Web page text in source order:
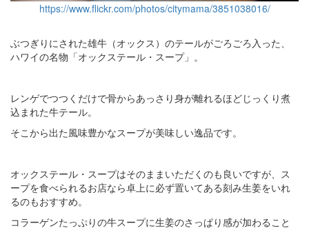
https://www.flickr.com/photos/citymama/3851038016/
ぶつぎりにされた雄牛（オックス）のテールがごろごろ入った、
ハワイの名物「オックステール・スープ」。
レンゲでつつくだけで骨からあっさり身が離れるほどじっくり煮
込まれた牛テール。
そこから出た風味豊かなスープが美味しい逸品です。
オックステール・スープはそのままいただくのも良いですが、ス
ープを食べられるお店なら卓上に必ず置いてある刻み生姜をいれ
るのもおすすめ。
コラーゲンたっぷりの牛スープに生姜のさっぱり感が加わること